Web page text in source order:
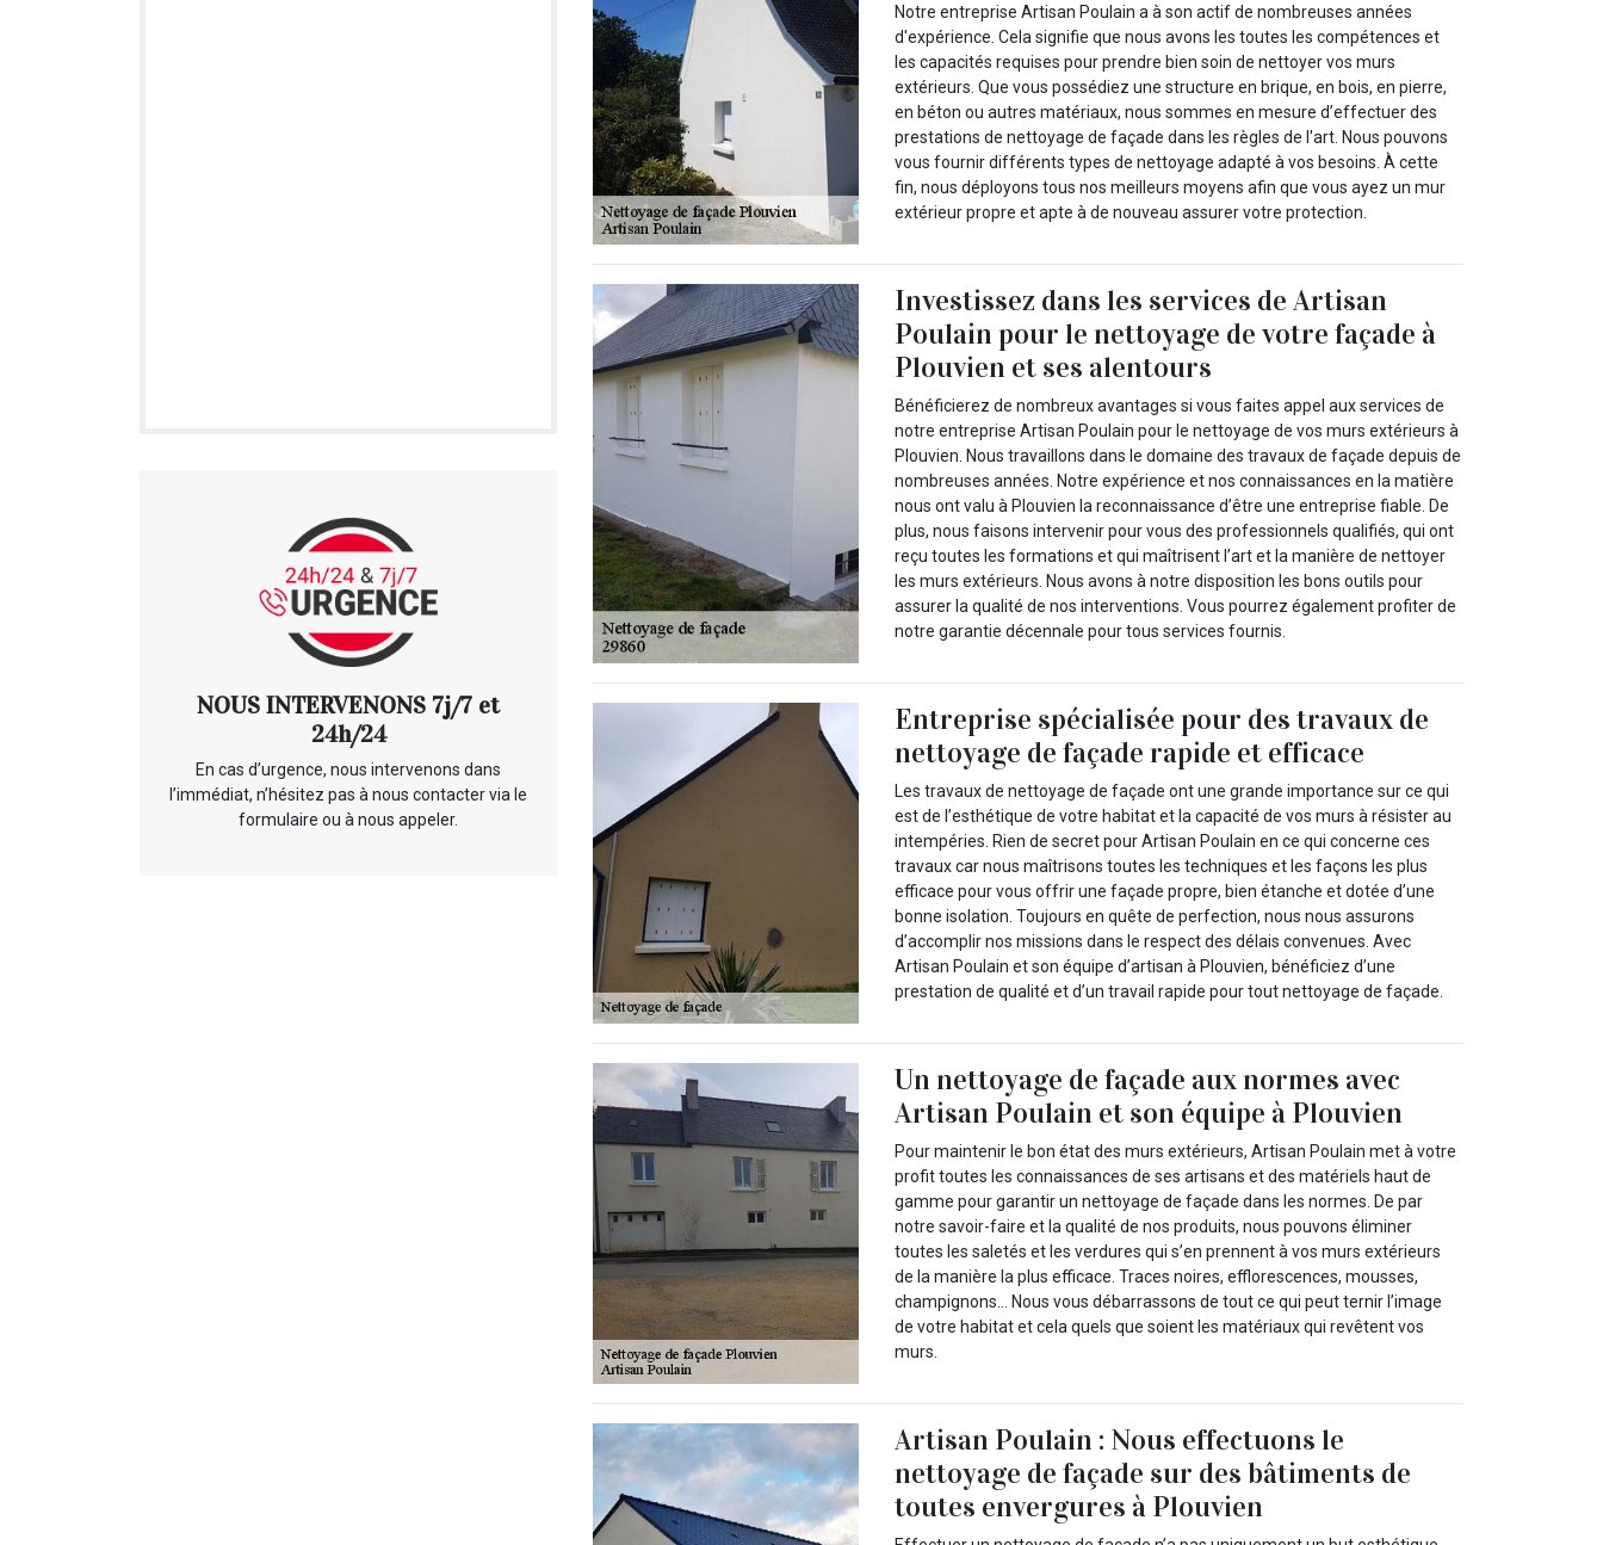
NOUS INTERVENONS 7j/7 et
24h/24
En cas d’urgence, nous intervenons dans
l’immédiat, n’hésitez pas à nous contacter via le
formulaire ou à nous appeler.
Notre entreprise Artisan Poulain a à son actif de nombreuses années
d'expérience. Cela signifie que nous avons les toutes les compétences et
les capacités requises pour prendre bien soin de nettoyer vos murs
extérieurs. Que vous possédiez une structure en brique, en bois, en pierre,
en béton ou autres matériaux, nous sommes en mesure d’effectuer des
prestations de nettoyage de façade dans les règles de l'art. Nous pouvons
vous fournir différents types de nettoyage adapté à vos besoins. À cette
fin, nous déployons tous nos meilleurs moyens afin que vous ayez un mur
extérieur propre et apte à de nouveau assurer votre protection.
Investissez dans les services de Artisan
Poulain pour le nettoyage de votre façade à
Plouvien et ses alentours
Bénéficierez de nombreux avantages si vous faites appel aux services de
notre entreprise Artisan Poulain pour le nettoyage de vos murs extérieurs à
Plouvien. Nous travaillons dans le domaine des travaux de façade depuis de
nombreuses années. Notre expérience et nos connaissances en la matière
nous ont valu à Plouvien la reconnaissance d’être une entreprise fiable. De
plus, nous faisons intervenir pour vous des professionnels qualifiés, qui ont
reçu toutes les formations et qui maîtrisent l’art et la manière de nettoyer
les murs extérieurs. Nous avons à notre disposition les bons outils pour
assurer la qualité de nos interventions. Vous pourrez également profiter de
notre garantie décennale pour tous services fournis.
Entreprise spécialisée pour des travaux de
nettoyage de façade rapide et efficace
Les travaux de nettoyage de façade ont une grande importance sur ce qui
est de l’esthétique de votre habitat et la capacité de vos murs à résister au
intempéries. Rien de secret pour Artisan Poulain en ce qui concerne ces
travaux car nous maîtrisons toutes les techniques et les façons les plus
efficace pour vous offrir une façade propre, bien étanche et dotée d’une
bonne isolation. Toujours en quête de perfection, nous nous assurons
d’accomplir nos missions dans le respect des délais convenues. Avec
Artisan Poulain et son équipe d’artisan à Plouvien, bénéficiez d’une
prestation de qualité et d’un travail rapide pour tout nettoyage de façade.
Un nettoyage de façade aux normes avec
Artisan Poulain et son équipe à Plouvien
Pour maintenir le bon état des murs extérieurs, Artisan Poulain met à votre
profit toutes les connaissances de ses artisans et des matériels haut de
gamme pour garantir un nettoyage de façade dans les normes. De par
notre savoir-faire et la qualité de nos produits, nous pouvons éliminer
toutes les saletés et les verdures qui s’en prennent à vos murs extérieurs
de la manière la plus efficace. Traces noires, efflorescences, mousses,
champignons… Nous vous débarrassons de tout ce qui peut ternir l’image
de votre habitat et cela quels que soient les matériaux qui revêtent vos
murs.
Artisan Poulain : Nous effectuons le
nettoyage de façade sur des bâtiments de
toutes envergures à Plouvien